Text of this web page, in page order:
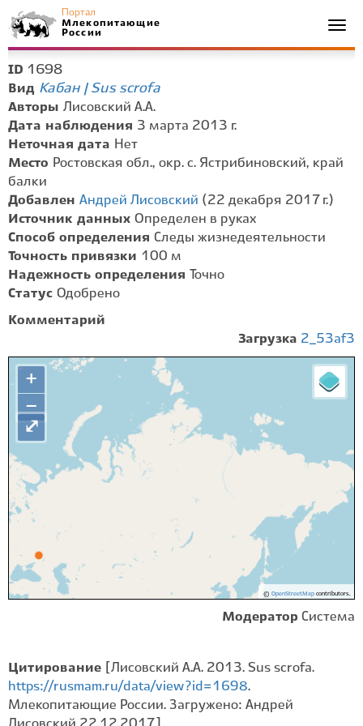
Портал
Млекопитающие
России
ID 1698
Вид Кабан | Sus scrofa
Авторы Лисовский А.А.
Дата наблюдения 3 марта 2013 г.
Неточная дата Нет
Место Ростовская обл., окр. с. Ястрибиновский, край
балки
Добавлен Андрей Лисовский (22 декабря 2017 г.)
Источник данных Определен в руках
Способ определения Следы жизнедеятельности
Точность привязки 100 м
Надежность определения
Точно
Статус Одобрено
Комментарий
Загрузка 2_53af3
+
−
© OpenStreetMapcontributors.
⤢
Модератор Система
Цитирование
[Лисовский А.А. 2013. Sus scrofa.
https://rusmam.ru/data/view?id=1698.
Млекопитающие России. Загружено: Андрей